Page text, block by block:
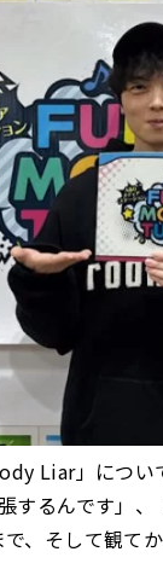
Liar」につい
するんです」
、そして観て